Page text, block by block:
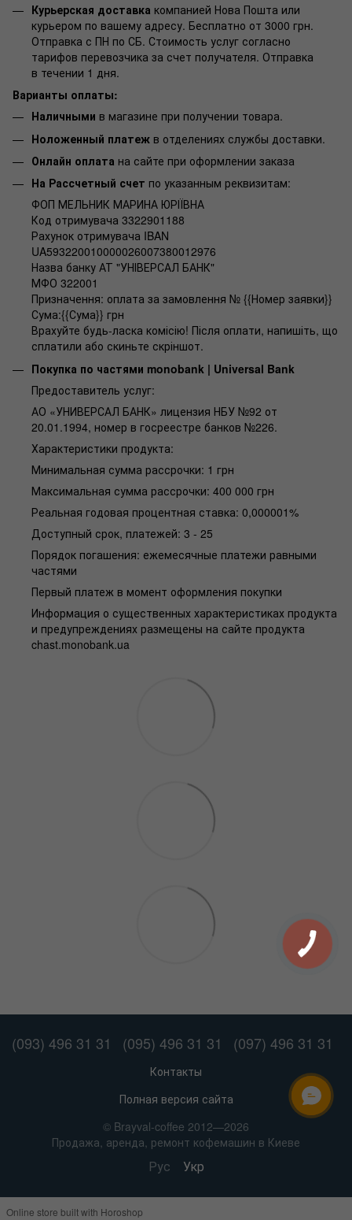
Курьерская доставка компанией Нова Пошта или
курьером по вашему адресу. Бесплатно от 3000 грн.
Отправка с ПН по СБ. Стоимость услуг согласно
тарифов перевозчика за счет получателя. Отправка
в течении 1 дня.
Варианты оплаты:
Наличными в магазине при получении товара.
Ноложенный платеж в отделениях службы доставки.
Онлайн оплата на сайте при оформлении заказа
На Рассчетный счет по указанным реквизитам:
ФОП МЕЛЬНИК МАРИНА ЮРІЇВНА
Код отримувача 3322901188
Рахунок отримувача IBAN
UA593220010000026007380012976
Назва банку АТ "УНІВЕРСАЛ БАНК"
МФО 322001
Призначення: оплата за замовлення № {{Номер заявки}}
Сума:{{Сума}} грн
Врахуйте будь-ласка комісію! Після оплати, напишіть, що
сплатили або скиньте скріншот.
Покупка по частями monobank | Universal Bank
Предоставитель услуг:
АО «УНИВЕРСАЛ БАНК» лицензия НБУ №92 от
20.01.1994, номер в госреестре банков №226.
Характеристики продукта:
Минимальная сумма рассрочки: 1 грн
Максимальная сумма рассрочки: 400 000 грн
Реальная годовая процентная ставка: 0,000001%
Доступный срок, платежей: 3 - 25
Порядок погашения: ежемесячные платежи равными
частями
Первый платеж в момент оформления покупки
Информация о существенных характеристиках продукта
и предупреждениях размещены на сайте продукта
chast.monobank.ua
(093) 496 31 31 (095) 496 31 31 (097) 496 31 31
Контакты
Полная версия сайта
© Brayval-coffee 2012—2026
Продажа, аренда, ремонт кофемашин в Киеве
Рус Укр
Online store built with Horoshop
ОНЛАЙН ЧАТ